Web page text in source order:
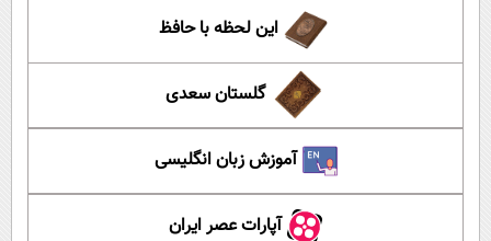
این لحظه با حافظ
گلستان سعدی
آموزش زبان انگلیسی
آپارات عصر ایران